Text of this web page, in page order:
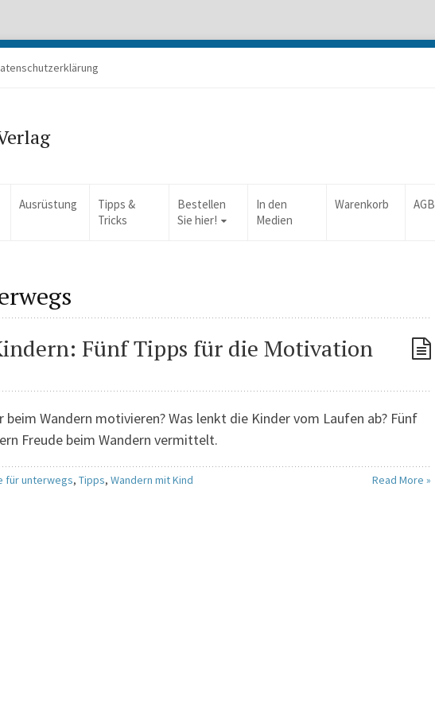
Ausrüstung
Tipps &
Tricks
Bestellen
Sie hier!
In den
Medien
Warenkorb AGB
Fünf Tipps für die Motivation
beim Wandern motivieren? Was lenkt die Kinder vom Laufen ab? Fünf
Freude beim Wandern vermittelt.
Read More »
für unterwegs, Tipps, Wandern mit Kind